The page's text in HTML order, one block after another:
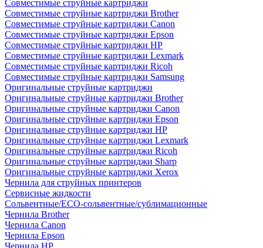
Совместимые струйные картриджи
Совместимые струйные картриджи Brother
Совместимые струйные картриджи Canon
Совместимые струйные картриджи Epson
Совместимые струйные картриджи HP
Совместимые струйные картриджи Lexmark
Совместимые струйные картриджи Ricoh
Совместимые струйные картриджи Samsung
Оригинальные струйные картриджи
Оригинальные струйные картриджи Brother
Оригинальные струйные картриджи Canon
Оригинальные струйные картриджи Epson
Оригинальные струйные картриджи HP
Оригинальные струйные картриджи Lexmark
Оригинальные струйные картриджи Ricoh
Оригинальные струйные картриджи Sharp
Оригинальные струйные картриджи Xerox
Чернила для струйных принтеров
Сервисные жидкости
Сольвентные/ECO-сольвентные/сублимационные
Чернила Brother
Чернила Canon
Чернила Epson
Чернила HP